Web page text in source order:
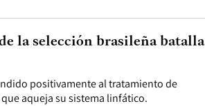
positivamente al tratamiento de
aqueja su sistema linfático.
la selección brasileña batalla